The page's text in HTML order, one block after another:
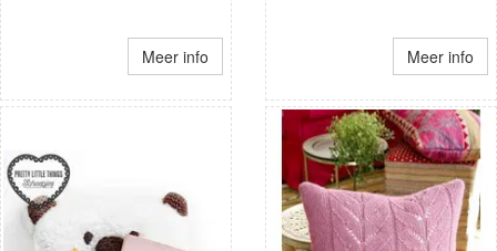
Meer info Meer info